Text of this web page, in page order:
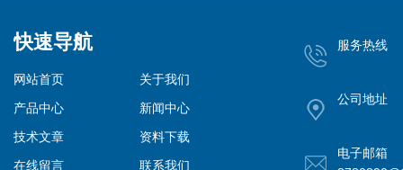
快速导航
网站首页
关于我们
产品中心
新闻中心
技术文章
资料下载
在线留言
联系我们
服务热线
公司地址
电子邮箱